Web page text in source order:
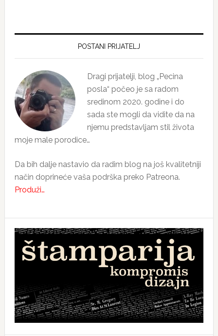
Primary
POSTANI PRIJATELJ
Dragi prijatelji, blog „Pecina
posla“ počeo je sa radom
sredinom 2020. godine i do
sada ste mogli da vidite da na
njemu predstavljam stil života
moje male porodice…
Da bih dalje nastavio da radim blog na još kvalitetniji
način doprineće vaša podrška preko Patreona.
Produži…